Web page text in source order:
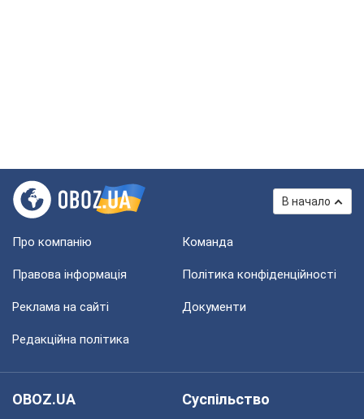
В начало
Про компанію Команда
Правова інформація Політика конфіденційності
Реклама на сайті Документи
Редакційна політика
OBOZ.UA
Суспільство